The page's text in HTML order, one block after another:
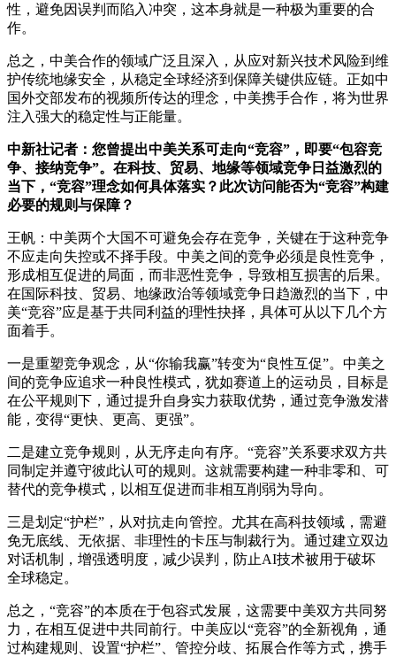
性，避免因误判而陷入冲突，这本身就是一种极为重要的合
作。
总之，中美合作的领域广泛且深入，从应对新兴技术风险到维
护传统地缘安全，从稳定全球经济到保障关键供应链。正如中
国外交部发布的视频所传达的理念，中美携手合作，将为世界
注入强大的稳定性与正能量。
中新社记者：您曾提出中美关系可走向“竞容”，即要“包容竞
争、接纳竞争”。在科技、贸易、地缘等领域竞争日益激烈的
当下，“竞容”理念如何具体落实？此次访问能否为“竞容”构建
必要的规则与保障？
王帆：中美两个大国不可避免会存在竞争，关键在于这种竞争
不应走向失控或不择手段。中美之间的竞争必须是良性竞争，
形成相互促进的局面，而非恶性竞争，导致相互损害的后果。
在国际科技、贸易、地缘政治等领域竞争日趋激烈的当下，中
美“竞容”应是基于共同利益的理性抉择，具体可从以下几个方
面着手。
一是重塑竞争观念，从“你输我赢”转变为“良性互促”。中美之
间的竞争应追求一种良性模式，犹如赛道上的运动员，目标是
在公平规则下，通过提升自身实力获取优势，通过竞争激发潜
能，变得“更快、更高、更强”。
二是建立竞争规则，从无序走向有序。“竞容”关系要求双方共
同制定并遵守彼此认可的规则。这就需要构建一种非零和、可
替代的竞争模式，以相互促进而非相互削弱为导向。
三是划定“护栏”，从对抗走向管控。尤其在高科技领域，需避
免无底线、无依据、非理性的卡压与制裁行为。通过建立双边
对话机制，增强透明度，减少误判，防止AI技术被用于破坏
全球稳定。
总之，“竞容”的本质在于包容式发展，这需要中美双方共同努
力，在相互促进中共同前行。中美应以“竞容”的全新视角，通
过构建规则、设置“护栏”、管控分歧、拓展合作等方式，携手